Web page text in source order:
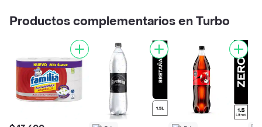
Productos complementarios en Turbo